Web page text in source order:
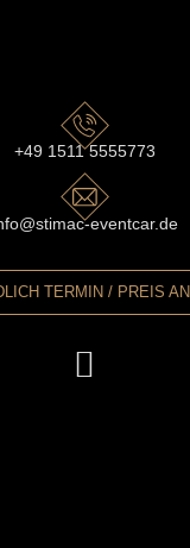
+49 1511 5555773
eventcar.de
TERMIN / PREIS